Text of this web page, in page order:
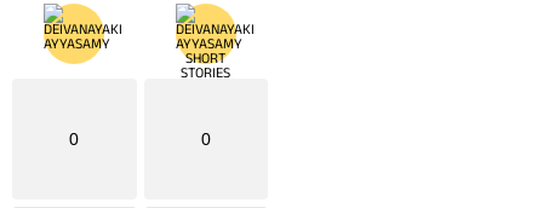
0 0